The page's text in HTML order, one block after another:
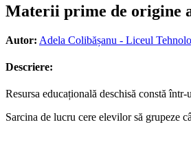
Materii prime de origine
Autor: Adela Colibășanu - Liceul
Descriere:
Resursa educațională deschisă constă
Sarcina de lucru cere elevilor să grupeze